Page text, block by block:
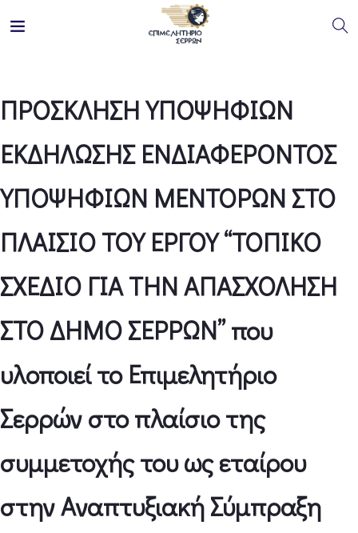
ΠΡΟΣΚΛΗΣΗ ΥΠΟΨΗΦΙΩΝ
ΕΚΔΗΛΩΣΗΣ ΕΝΔΙΑΦΕΡΟΝΤΟΣ
ΥΠΟΨΗΦΙΩΝ ΜΕΝΤΟΡΩΝ ΣΤΟ
ΠΛΑΙΣΙΟ ΤΟΥ ΕΡΓΟΥ “ΤΟΠΙΚΟ
ΣΧΕΔΙΟ ΓΙΑ ΤΗΝ ΑΠΑΣΧΟΛΗΣΗ
ΣΤΟ ΔΗΜΟ ΣΕΡΡΩΝ” που
υλοποιεί το Επιμελητήριο
Σερρών στο πλαίσιο της
συμμετοχής του ως εταίρου
στην Αναπτυξιακή Σύμπραξη